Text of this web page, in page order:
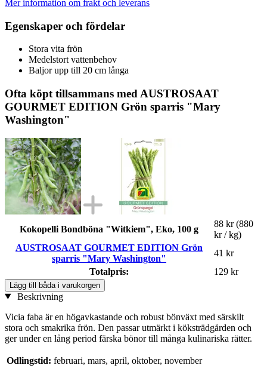
Mer information om frakt och leverans
Egenskaper och fördelar
Stora vita frön
Medelstort vattenbehov
Baljor upp till 20 cm långa
Ofta köpt tillsammans med AUSTROSAAT
GOURMET EDITION Grön sparris "Mary
Washington"
Kokopelli Bondböna "Witkiem", Eko, 100 g
88 kr (880
kr / kg)
AUSTROSAAT GOURMET EDITION Grön
sparris "Mary Washington"
41 kr
Totalpris:
129 kr
Lägg till båda i varukorgen
Beskrivning
Vicia faba är en högavkastande och robust bönväxt med särskilt
stora och smakrika frön. Den passar utmärkt i köksträdgården och
ger under en lång period färska bönor till många kulinariska rätter.
Odlingstid: februari, mars, april, oktober, november